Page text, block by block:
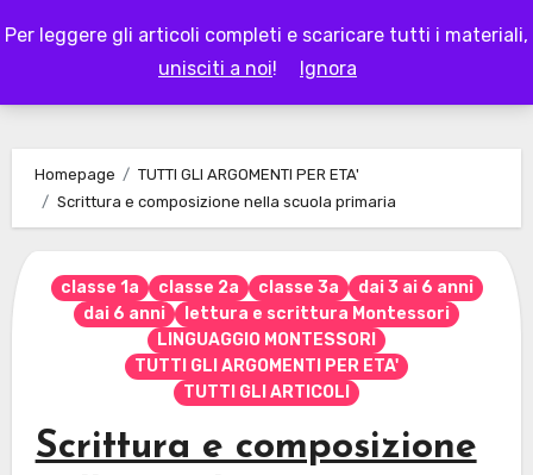
Per leggere gli articoli completi e scaricare tutti i materiali,
unisciti a noi! Ignora
to
LAPAPPADOLCE
Homepage
TUTTI GLI ARGOMENTI PER ETA'
Scrittura e composizione nella scuola primaria
classe 1a classe 2a classe 3a
dai 3 ai 6 anni
dai 6 anni
lettura e scrittura Montessori
LINGUAGGIO MONTESSORI
TUTTI GLI ARGOMENTI PER ETA'
TUTTI GLI ARTICOLI
Scrittura e composizione